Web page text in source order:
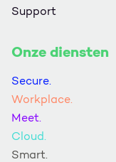
Support
Onze diensten
Secure.
Workplace.
Meet.
Cloud.
Smart.